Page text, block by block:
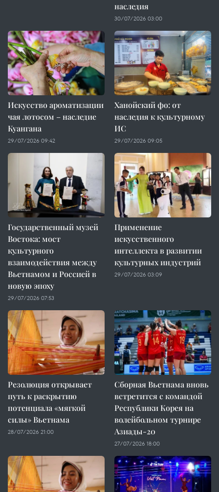
наследия
30/07/2026 03:00
Искусство ароматизации
чая лотосом – наследие
Куангана
29/07/2026 09:42
Ханойский фо: от
наследия к культурному
ИС
29/07/2026 09:05
Государственный музей
Востока: мост
культурного
взаимодействия между
Вьетнамом и Россией в
новую эпоху
29/07/2026 07:53
Применение
искусственного
интеллекта в развитии
культурных индустрий
29/07/2026 03:09
Резолюция открывает
путь к раскрытию
потенциала «мягкой
силы» Вьетнама
28/07/2026 21:00
Сборная Вьетнама вновь
встретится с командой
Республики Корея на
волейбольном турнире
Азиады-20
27/07/2026 18:00